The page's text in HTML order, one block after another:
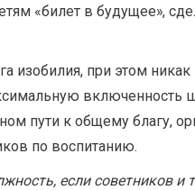
«билет в будущее»,
изобилия, при этом
включенность
пути к общему благу,
по воспитанию.
если советников и